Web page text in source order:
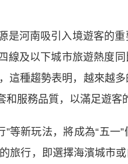
河南吸引入境遊客的重
線及以下城市旅遊熱度
這種趨勢表明，越來越
服務品質，以滿足遊客
新玩法，將成為“五一
旅行，即選擇海濱城市